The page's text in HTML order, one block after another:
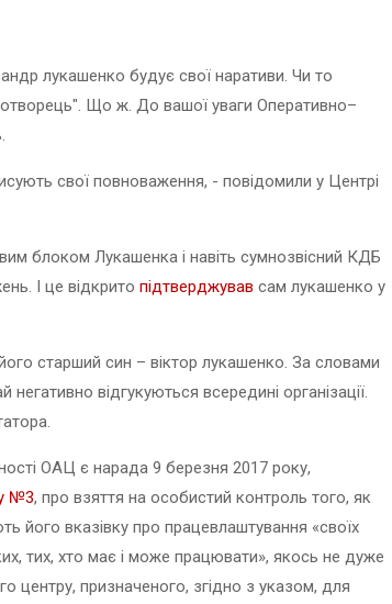
лукашенко будує свої наративи. Чи то
Що ж. До вашої уваги Оперативно–
свої повноваження, - повідомили у Центрі
блоком Лукашенка і навіть сумнозвісний КДБ
І це відкрито підтверджував сам лукашенко у
старший син – віктор лукашенко. За словами
відгукуються всередині організації.
ОАЦ є нарада 9 березня 2017 року,
№3, про взяття на особистий контроль того, як
його вказівку про працевлаштування «своїх
тих, хто має і може працювати», якось не дуже
центру, призначеного, згідно з указом, для